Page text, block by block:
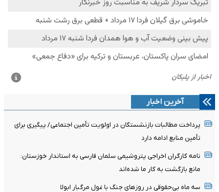
آخرین اخبار
پرداخت مطالبات بازنشستگان در اولویت تأمین اجتماعی/ پیگیری برای
تأمین منابع ادامه دارد
نامه کارگران اخراجی پتروشیمی سلمان فارسی به استاندار خوزستان:
مانع بازگشت به کار ما شده‌اند
سه ماه بی‌حقوقی در روزهای جنگ با غول مرگبار ابولا